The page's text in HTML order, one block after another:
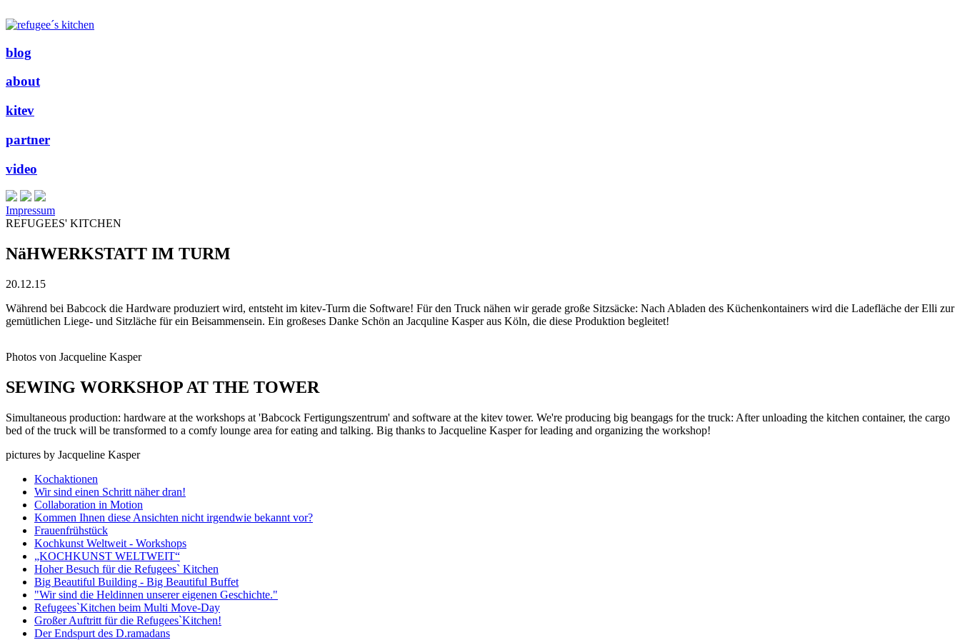
blog
about
kitev
partner
video
Impressum
REFUGEES' KITCHEN
NäHWERKSTATT IM TURM
20.12.15
Während bei Babcock die Hardware produziert wird, entsteht im kitev-Turm die Software! Für den Truck nähen wir gerade große Sitzsäcke: Nach Abladen des Küchenkontainers wird die Ladefläche der Elli zur
gemütlichen Liege- und Sitzläche für ein Beisammensein. Ein großeses Danke Schön an Jacquline Kasper aus Köln, die diese Produktion begleitet!
Photos von Jacqueline Kasper
SEWING WORKSHOP AT THE TOWER
Simultaneous production: hardware at the workshops at 'Babcock Fertigungszentrum' and software at the kitev tower. We're producing big beangags for the truck: After unloading the kitchen container, the cargo
bed of the truck will be transformed to a comfy lounge area for eating and talking. Big thanks to Jacqueline Kasper for leading and organizing the workshop!
pictures by Jacqueline Kasper
Kochaktionen
Wir sind einen Schritt näher dran!
Collaboration in Motion
Kommen Ihnen diese Ansichten nicht irgendwie bekannt vor?
Frauenfrühstück
Kochkunst Weltweit - Workshops
„KOCHKUNST WELTWEIT“
Hoher Besuch für die Refugees` Kitchen
Big Beautiful Building - Big Beautiful Buffet
"Wir sind die Heldinnen unserer eigenen Geschichte."
Refugees`Kitchen beim Multi Move-Day
Großer Auftritt für die Refugees`Kitchen!
Der Endspurt des D.ramadans